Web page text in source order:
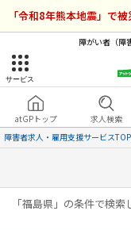
「令和8年熊本地震」で
障がい者（障
サービス
atGPトップ 求人検索
障害者求人・雇用支援サービスTOP
障害
サー
障害者専門の就転職
ログイン